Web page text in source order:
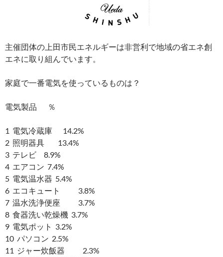
主催団体の上田市民エネルギーは非営利で地域の省エネ創
エネに取り組んでいます。
家庭で一番電気を使っているものは？
電気製品 ％
1 電気冷蔵庫 14.2%
2 照明器具 13.4%
3 テレビ 8.9%
4 エアコン 7.4%
5 電気温水器 5.4%
6 エコキュート 3.8%
7 温水洗浄便座 3.7%
8 食器洗い乾燥機 3.7%
9 電気ポット 3.2%
10 パソコン 2.5%
11 ジャー炊飯器 2.3%